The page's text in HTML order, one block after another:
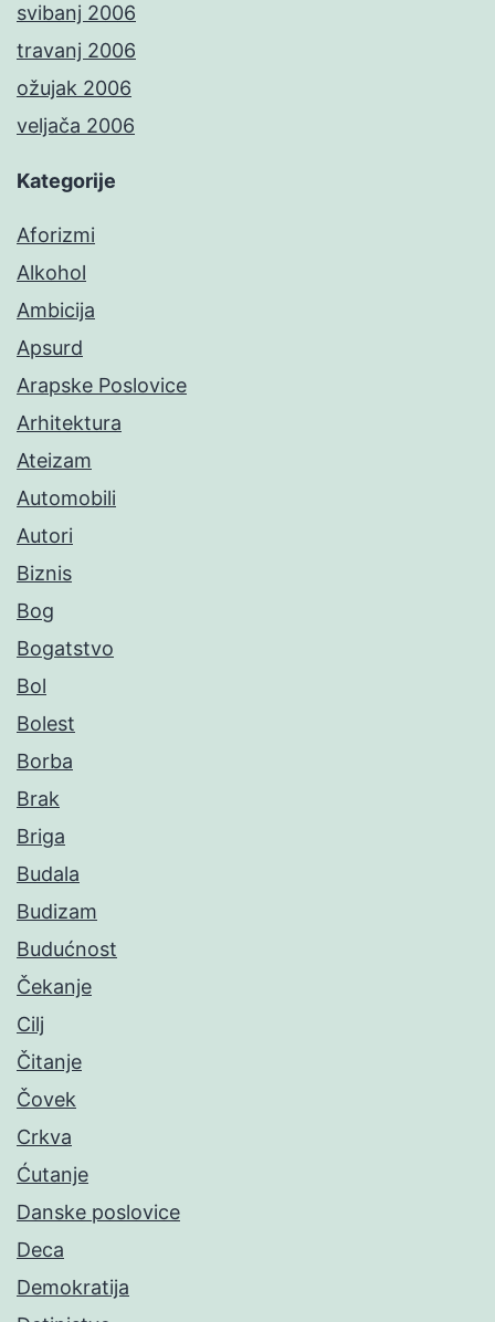
svibanj 2006
travanj 2006
ožujak 2006
veljača 2006
Kategorije
Aforizmi
Alkohol
Ambicija
Apsurd
Arapske Poslovice
Arhitektura
Ateizam
Automobili
Autori
Biznis
Bog
Bogatstvo
Bol
Bolest
Borba
Brak
Briga
Budala
Budizam
Budućnost
Čekanje
Cilj
Čitanje
Čovek
Crkva
Ćutanje
Danske poslovice
Deca
Demokratija